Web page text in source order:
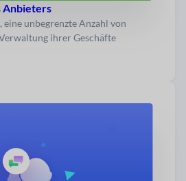
Anbieters
unbegrenzte Anzahl von
ihrer Geschäfte